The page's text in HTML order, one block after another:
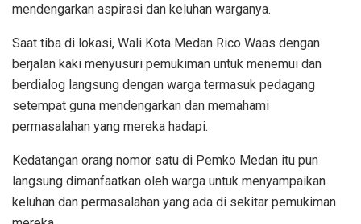
mendengarkan aspirasi dan keluhan warganya.
Saat tiba di lokasi, Wali Kota Medan Rico Waas dengan
berjalan kaki menyusuri pemukiman untuk menemui dan
berdialog langsung dengan warga termasuk pedagang
setempat guna mendengarkan dan memahami
permasalahan yang mereka hadapi.
Kedatangan orang nomor satu di Pemko Medan itu pun
langsung dimanfaatkan oleh warga untuk menyampaikan
keluhan dan permasalahan yang ada di sekitar pemukiman